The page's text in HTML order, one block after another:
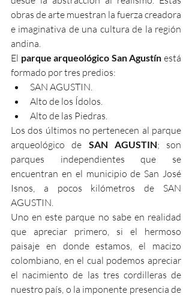
obras de arte muestran la fuerza creadora
e imaginativa de una cultura de la región
andina.
El parque arqueológico San Agustín está
formado por tres predios:
SAN AGUSTIN.
Alto de los Ídolos.
Alto de las Piedras.
Los dos últimos no pertenecen al parque
arqueológico de SAN AGUSTIN; son
parques independientes que se
encuentran en el municipio de San José
Isnos, a pocos kilómetros de SAN
AGUSTIN.
Uno en este parque no sabe en realidad
que apreciar primero, si el hermoso
paisaje en donde estamos, el macizo
colombiano, en el cual podemos apreciar
el nacimiento de las tres cordilleras de
nuestro país, o la imponente presencia de